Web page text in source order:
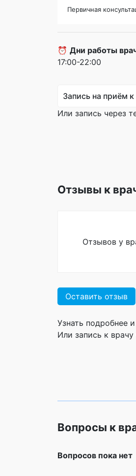
Первичная
⏰ Дни работы
17:00-22:00
Запись на приём
Или запись через
Отзывы к
Отзывов у
Оставить отзыв
Узнать подробнее
Или запись к
Вопросы к
Вопросов пока нет